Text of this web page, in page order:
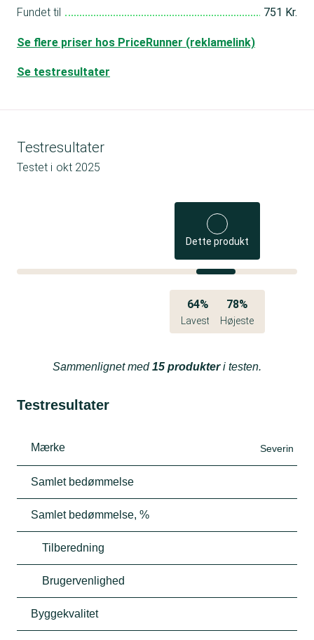
Fundet til 751 Kr.
Se flere priser hos PriceRunner (reklamelink)
Se testresultater
Testresultater
Testet i okt 2025
Dette produkt
64%
Laveste
78%
Højeste
Sammenlignet med15 produkteri testen.
Testresultater
Mærke Severin
Samlet bedømmelse
Samlet bedømmelse, %
Tilberedning
Brugervenlighed
Byggekvalitet